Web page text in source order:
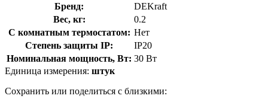
Бренд:
DEKraft
Вес, кг:
0.2
С комнатным термостатом: Нет
Степень защиты IP:
IP20
Номинальная мощность, Вт: 30 Вт
Единица измерения: штук
Сохранить или поделиться с близкими: